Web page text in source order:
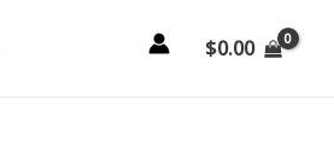
$0.00